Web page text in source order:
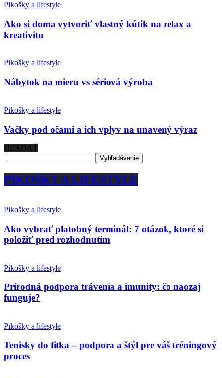
Pikošky a lifestyle
Ako si doma vytvoriť vlastný kútik na relax a
kreativitu
Pikošky a lifestyle
Nábytok na mieru vs sériová výroba
Pikošky a lifestyle
Vačky pod očami a ich vplyv na unavený výraz
HĽADAŤ
PIKOŠKY A LIFESTYLE
Pikošky a lifestyle
Ako vybrať platobný terminál: 7 otázok, ktoré si
položiť pred rozhodnutím
Pikošky a lifestyle
Prírodná podpora trávenia a imunity: čo naozaj
funguje?
Pikošky a lifestyle
Tenisky do fitka – podpora a štýl pre váš tréningový
proces